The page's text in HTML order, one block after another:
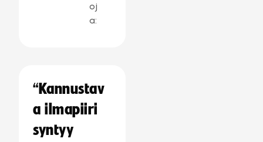
oj
a:
“Kannustav
a ilmapiiri
syntyy